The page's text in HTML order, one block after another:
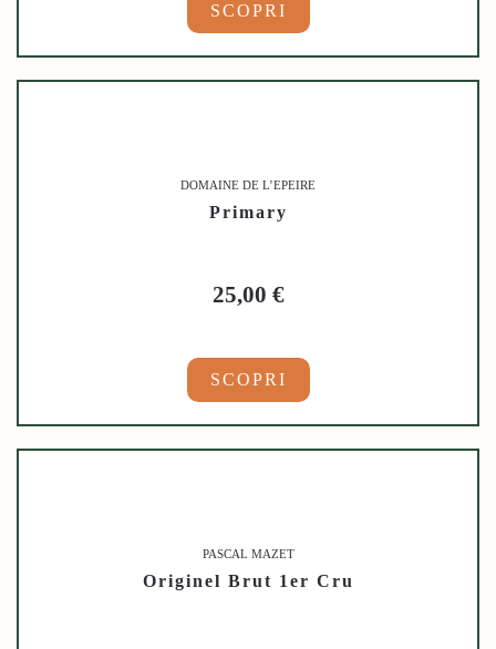
SCOPRI
DOMAINE DE L’EPEIRE
Primary
25,00 €
SCOPRI
PASCAL MAZET
Originel Brut 1er Cru